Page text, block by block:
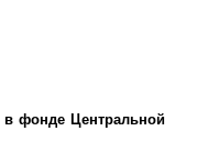
в фонде Центральной